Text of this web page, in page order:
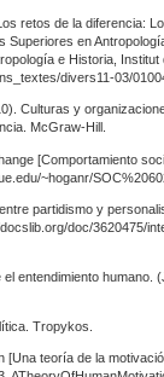
retos de la diferencia:
Superiores en
e Historia,
divers11-03/
Culturas y
McGraw-Hill.
[Comportamiento
~hoganr/
partidismo y
doc/3620475/
entendimiento humano.
Tropykos.
[Una teoría de la